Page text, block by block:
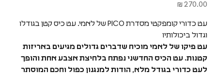
מחיר מבצע
270.00 ₪
עט כדורי קומפקטי מסדרת PICO של לאמי. עט כיס קטן בגודלו
וגדול ביכולותיו
עט פיקו של לאמי מוכיח שדברים גדולים מגיעים באריזות
קטנות. עט הכיס החדשני נפתח בלחיצת אצבע אחת והופך
לעט כדורי בגודל מלא, הודות למנגנון כפול וחכם המוסתר